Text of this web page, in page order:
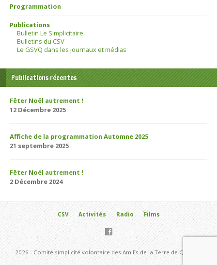
Programmation
Publications
Bulletin Le Simplicitaire
Bulletins du CSV
Le GSVQ dans les journaux et médias
Publications récentes
Fêter Noël autrement !
12 Décembre 2025
Affiche de la programmation Automne 2025
21 septembre 2025
Fêter Noël autrement !
2 Décembre 2024
CSV Activités Radio Films
2026 - Comité simplicité volontaire des AmiEs de la Terre de Québec.